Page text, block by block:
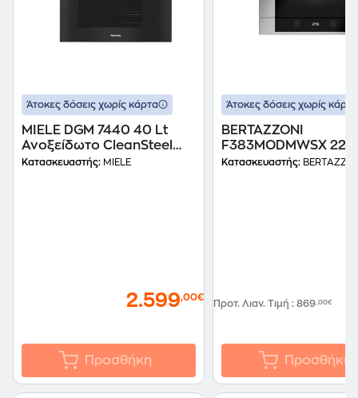
Άτοκες δόσεις χωρίς κάρτα
MIELE DGM 7440 40 Lt
Ανοξείδωτο CleanSteel
Εντοιχιζόμενος Φούρνος
Κατασκευαστής: MIELE
2.599,00€
Προσθήκη
Άτοκες δόσεις χωρίς κάρτα
BERTAZZONI
F383MODMWSX 22
Εντοιχιζόμενος
Κατασκευαστής:
Προτ. Λιαν. Τιμή : 869,00€
Προσθήκη